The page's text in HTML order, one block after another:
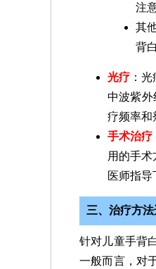
注
其
背
光疗 ：
中波紫外
疗频率和
手术治疗
用的手
医师指导
三、治疗方
针对儿童手背
一般而言，对